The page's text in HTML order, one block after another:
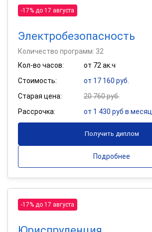
-17% до 17 августа
Электробезопасность
Количество программ: 32
Кол-во часов:
от 72 ак.ч
Стоимость:
от 17 160 руб.
Старая цена:
20 760 руб.
Рассрочка:
от 1 430 руб в месяц
Получить диплом
Подробнее
-17% до 17 августа